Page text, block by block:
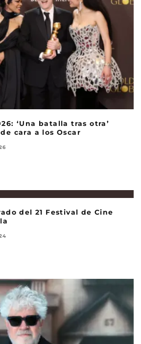
‘Una batalla tras otra’
cara a los Oscar
del 21 Festival de Cine